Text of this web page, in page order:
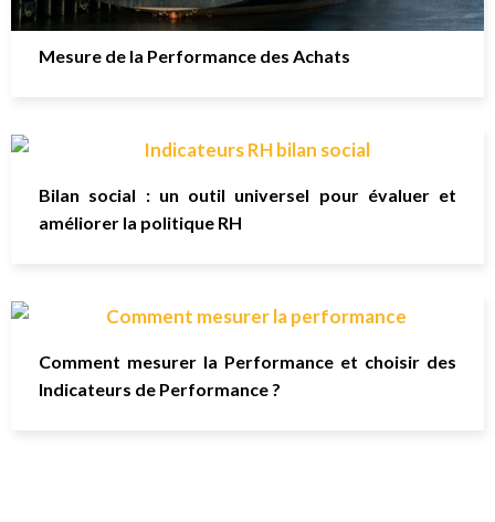
Mesure de la Performance des Achats
Bilan social : un outil universel pour évaluer et
améliorer la politique RH
Comment mesurer la Performance et choisir des
Indicateurs de Performance ?